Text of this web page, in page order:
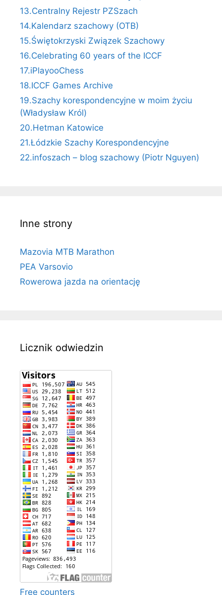
13.Centralny Rejestr PZSzach
14.Kalendarz szachowy (OTB)
15.Świętokrzyski Związek Szachowy
16.Celebrating 60 years of the ICCF
17.iPlayooChess
18.ICCF Games Archive
19.Szachy korespondencyjne w moim życiu
(Władysław Król)
20.Hetman Katowice
21.Łódzkie Szachy Korespondencyjne
22.infoszach – blog szachowy (Piotr Nguyen)
Inne strony
Mazovia MTB Marathon
PEA Varsovio
Rowerowa jazda na orientację
Licznik odwiedzin
Free counters